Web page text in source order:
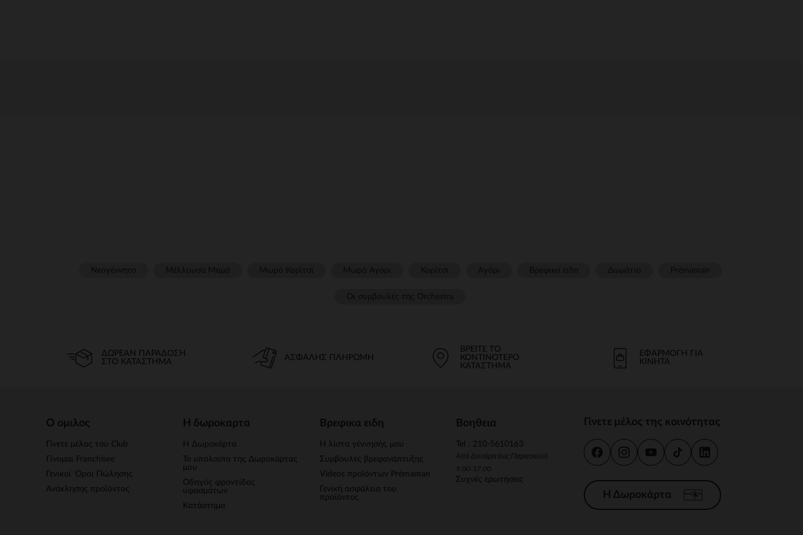
ΔΩΡΕΆΝ ΠΑΡΆΔΟΣΗ
ΣΤΟ ΚΑΤΆΣΤΗΜΑ
ΑΣΦΑΛΉΣ ΠΛΗΡΩΜΉ
ΒΡΕΊΤΕ ΤΟ
ΚΟΝΤΙΝΌΤΕΡΟ
ΚΑΤΆΣΤΗΜΑ
ΕΦΑΡΜΟΓΉ ΓΙΑ
ΚΙΝΗΤΆ
Ο ομιλος
Γίνετε μέλος του Club
Γίνομαι Franchisee
Γενικοί 'Οροι Πώλησης
Ανάκλησης προϊόντος
Η δωροκαρτα
Η Δωροκάρτα
Το υπόλοιπο της Δωροκάρτας
μου
Οδηγός φροντίδας
υφασμάτων
Κατάστημα
Βρεφικα ειδη
Η λίστα γέννησής μου
Συμβουλές βρεφανάπτυξης
Videos προϊόντων Prémaman
Γενική ασφάλεια του
προϊόντος
Βοηθεια
Tel : 210-5610163
Από Δευτέρα έως Παρασκευή
9.00-17.00
Συχνές ερωτήσεις
Γίνετε μέλος της κοινότητας
Η Δωροκάρτα